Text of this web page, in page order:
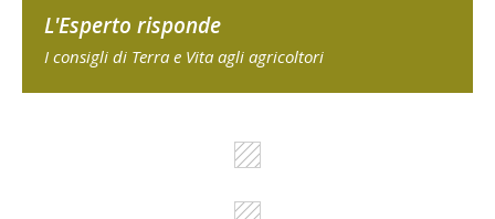
L'Esperto risponde
I consigli di Terra e Vita agli agricoltori